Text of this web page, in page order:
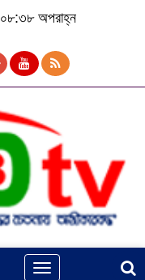
অপরাহ্ন
Toggle